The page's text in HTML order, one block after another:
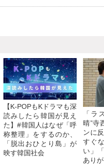
【K-POPもKドラマも深
読みしたら韓国が見え
た】#韓国人はなぜ「呼
称整理」をするのか、
「脱出おひとり島」が
映す韓国社会
「ラ
晴”寺
ンに
すぐ
い」
ありが